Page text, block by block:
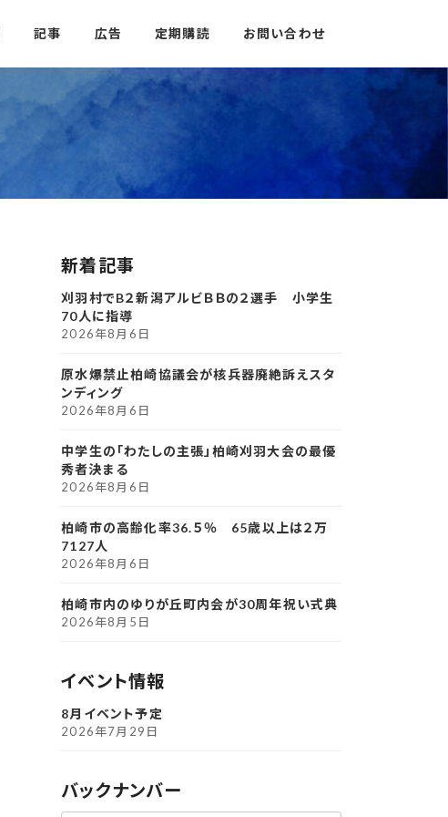
記事 広告 定期購読 お問い合わせ
新着記事
刈羽村でB２新潟アルビＢＢの２選手 小学生
70人に指導
2026年8月6日
原水爆禁止柏崎協議会が核兵器廃絶訴えスタ
ンディング
2026年8月6日
中学生の「わたしの主張」柏崎刈羽大会の最優
秀者決まる
2026年8月6日
柏崎市の高齢化率36.５％ 65歳以上は２万
7127人
2026年8月6日
柏崎市内のゆりが丘町内会が30周年祝い式典
2026年8月5日
イベント情報
8月イベント予定
2026年7月29日
バックナンバー
ア